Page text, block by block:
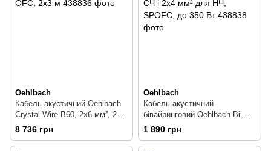
Oehlbach
Кабель акустичний Oehlbach
Crystal Wire B60, 2х6 мм², 2
пари бананів, OFC, 2х3 м
8 736 грн
Oehlbach
Кабель акустичний
бівайринговий Oehlbach Bi-
Tech 4 M, 2х2.5 мм² для ВЧ/
СЧ і 2х4 мм² для НЧ, SPOFC,
до 350 Вт
1 890 грн